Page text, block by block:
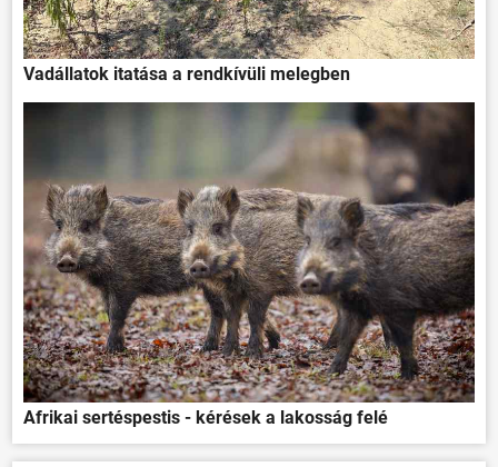
Vadállatok itatása a rendkívüli melegben
Afrikai sertéspestis - kérések a lakosság felé